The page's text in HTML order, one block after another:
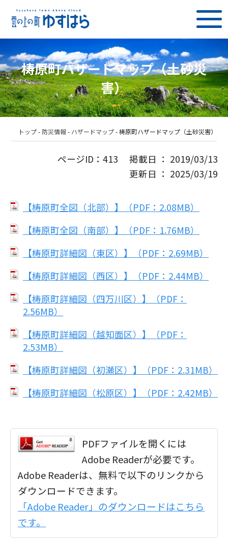
梼原町ハザードマップ（土砂災
害）
トップ - 防災情報 - ハザードマップ-梼原町ハザードマップ（土砂災害）
ページID：413 掲載日 ： 2019/03/13
更新日 ： 2025/03/19
【梼原町全図（北部）】（PDF：2.08MB）
【梼原町全図（南部）】（PDF：1.76MB）
【梼原町詳細図（東区）】（PDF：2.69MB）
【梼原町詳細図（西区）】（PDF：2.44MB）
【梼原町詳細図（四万川区）】（PDF：
2.56MB）
【梼原町詳細図（越知面区）】（PDF：
2.53MB）
【梼原町詳細図（初瀬区）】（PDF：2.31MB）
【梼原町詳細図（松原区）】（PDF：2.42MB）
PDFファイルを開くには
Adobe Readerが必要です。
Adobe Readerは、無料で以下のリンクから
ダウンロードできます。
「Adobe Reader」のダウンロードはこちら
です。